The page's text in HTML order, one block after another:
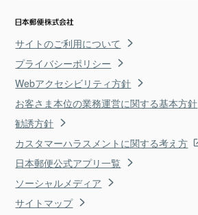
サイトのご利用について
プライバシーポリシー
Webアクセシビリティ方針
お客さま本位の業務運営に関する基本方針
勧誘方針
カスタマーハラスメントに関する考え方
日本郵便公式アプリ一覧
ソーシャルメディア
サイトマップ